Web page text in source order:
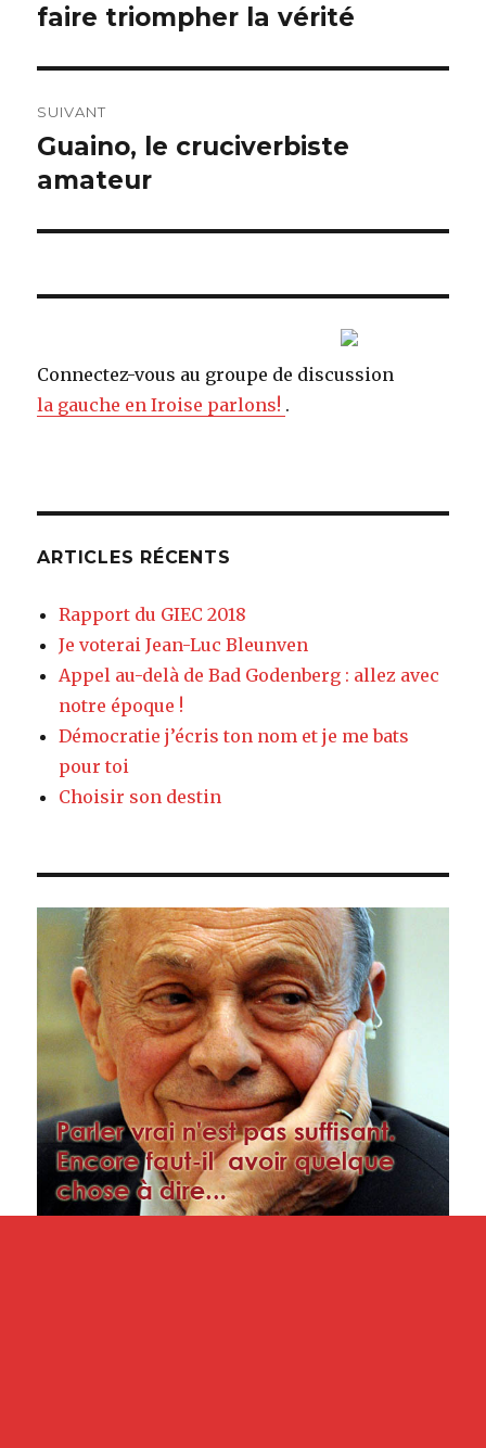
l’article
précédent :
faire triompher la vérité
SUIVANT
Article
suivant :
Guaino, le cruciverbiste
amateur
Connectez-vous au groupe de discussion
la gauche en Iroise parlons! .
ARTICLES RÉCENTS
Rapport du GIEC 2018
Je voterai Jean-Luc Bleunven
Appel au-delà de Bad Godenberg : allez avec
notre époque !
Démocratie j’écris ton nom et je me bats
pour toi
Choisir son destin